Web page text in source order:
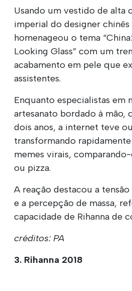
Usando um vestido de alta
imperial do designer
homenageou o tema
Looking Glass” com um
acabamento em pele que
assistentes.
Enquanto especialistas em
artesanato bordado à mão,
dois anos, a internet teve
transformando
memes virais,
ou pizza.
A reação destacou a
e a percepção de massa,
capacidade de Rihanna de
créditos: PA
3. Rihanna 2018